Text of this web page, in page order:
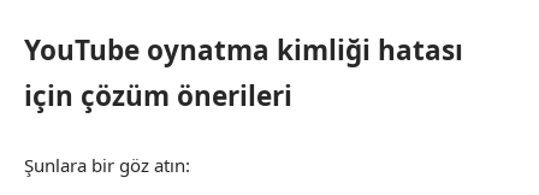
YouTube oynatma kimliği hatası
için çözüm önerileri
Şunlara bir göz atın: